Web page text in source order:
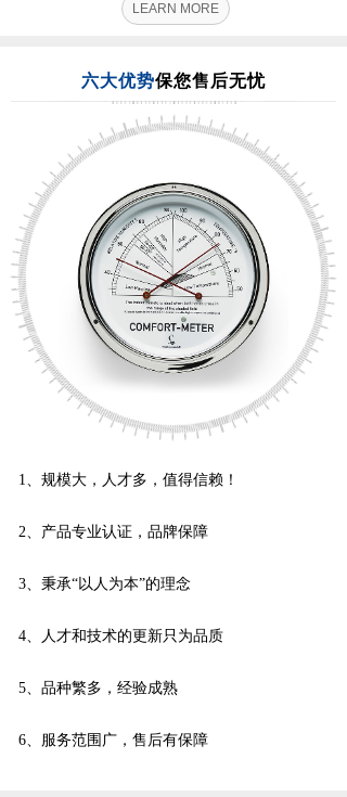
LEARN MORE
1、规模大，人才多，值得信赖！
2、产品专业认证，品牌保障
3、秉承“以人为本”的理念
4、人才和技术的更新只为品质
5、品种繁多，经验成熟
6、服务范围广，售后有保障
六大优势保您售后无忧